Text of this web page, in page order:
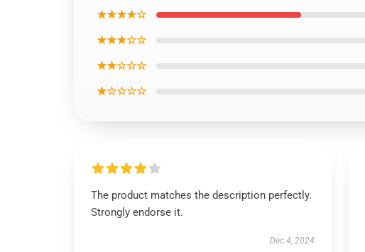
★★★★☆
★★★☆☆
★★☆☆☆
★☆☆☆☆
The product matches the description perfectly.
Strongly endorse it.
Dec 4, 2024